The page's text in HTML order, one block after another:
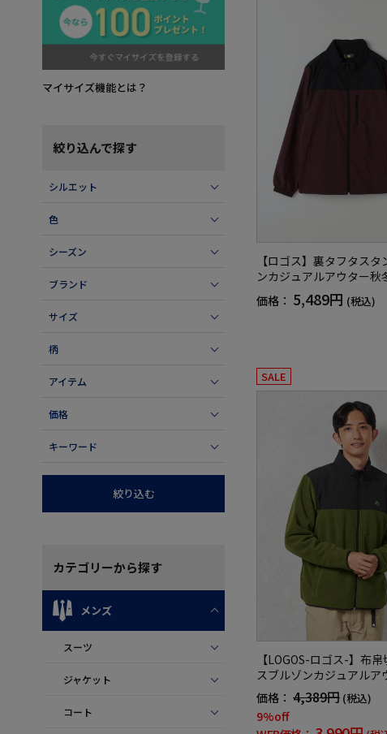
マイサイズ機能とは？
絞り込んで探す
シルエット
色
シーズン
ブランド
サイズ
柄
アイテム
価格
キーワード
絞り込む
カテゴリーから探す
メンズ
スーツ
ジャケット
コート
【ロゴス】裏タフタスタ
ンカジュアルアウター秋
価格： 5,489円 (税込)
SALE
【LOGOS-ロゴス-】布
スブルゾンカジュアルア
秋冬
価格： 4,389円 (税込)
9%off